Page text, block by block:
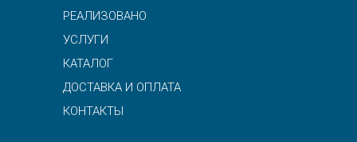
РЕАЛИЗОВАНО
УСЛУГИ
КАТАЛОГ
ДОСТАВКА И ОПЛАТА
КОНТАКТЫ